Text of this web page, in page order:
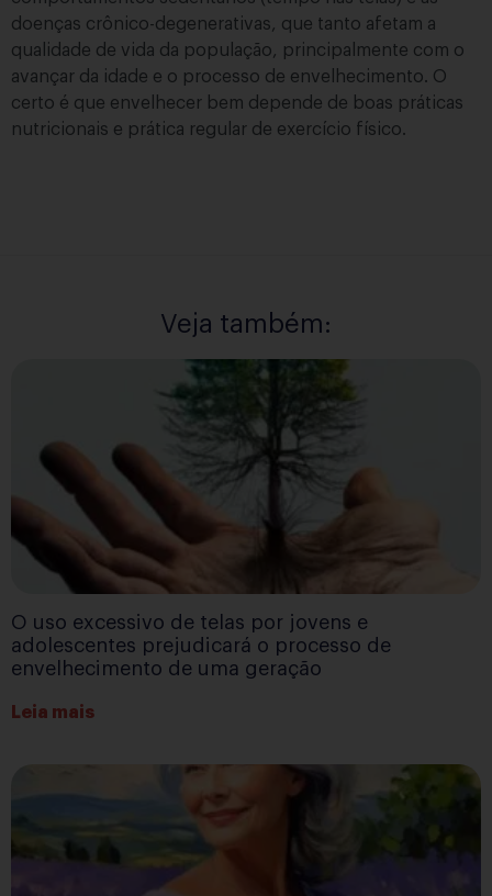
doenças crônico-degenerativas, que tanto afetam a
qualidade de vida da população, principalmente com o
avançar da idade e o processo de envelhecimento. O
certo é que envelhecer bem depende de boas práticas
nutricionais e prática regular de exercício físico.
Veja também:
O uso excessivo de telas por jovens e
adolescentes prejudicará o processo de
envelhecimento de uma geração
Leia mais